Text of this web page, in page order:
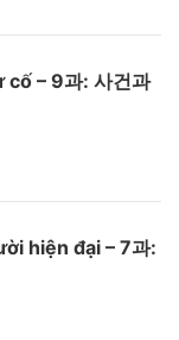
– 9과: 사건과
hiện đại – 7과: